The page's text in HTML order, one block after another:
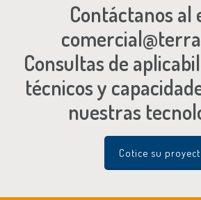
Contáctanos al
Consultas de
técnicos y
nuestras
Cotice su